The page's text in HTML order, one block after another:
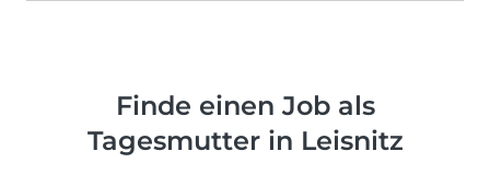
Finde einen Job als
Tagesmutter in Leisnitz